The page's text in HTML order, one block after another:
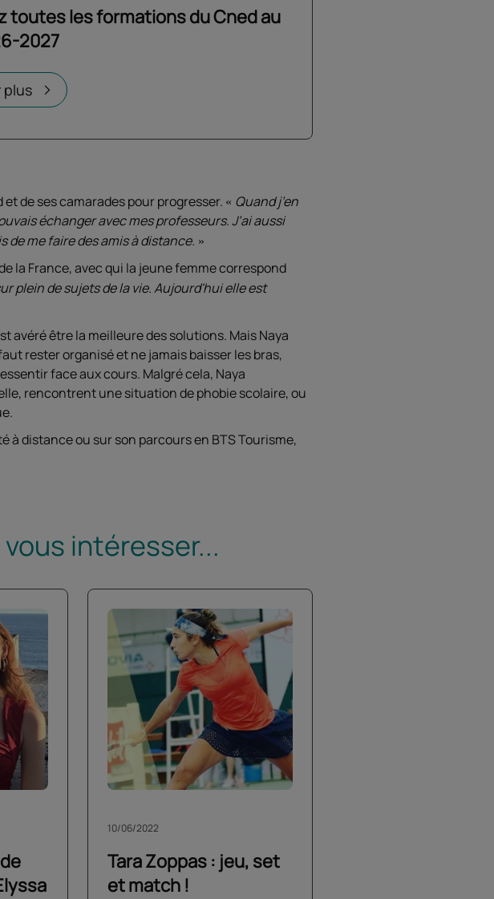
toutes les formations du Cned au
2027
plusnouvel onglet
de ses camarades pour progresser.
Quand j’en
échanger avec mes professeurs. J’ai aussi
de me faire des amis à distance.
la France, avec qui la jeune femme correspond
plein de sujets de la vie. Aujourd'hui elle est
avéré être la meilleure des solutions. Mais Naya
rester organisé et ne jamais baisser les bras,
face aux cours. Malgré cela, Naya
rencontrent une situation de phobie scolaire, ou
à distance ou sur son parcours en BTS Tourisme,
intéresser...
Tara Zoppas : jeu, set
et match !
10/06/2022